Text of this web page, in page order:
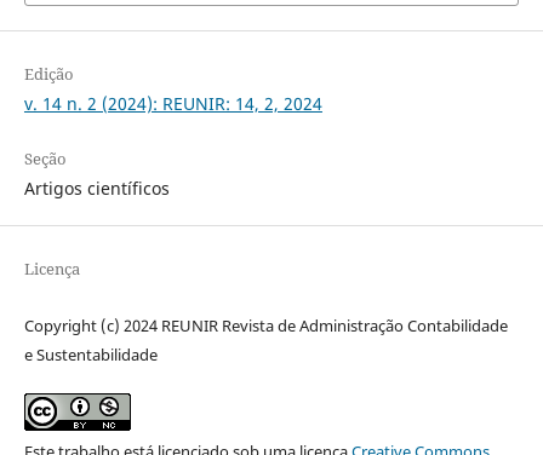
Edição
v. 14 n. 2 (2024): REUNIR: 14, 2, 2024
Seção
Artigos científicos
Licença
Copyright (c) 2024 REUNIR Revista de Administração Contabilidade
e Sustentabilidade